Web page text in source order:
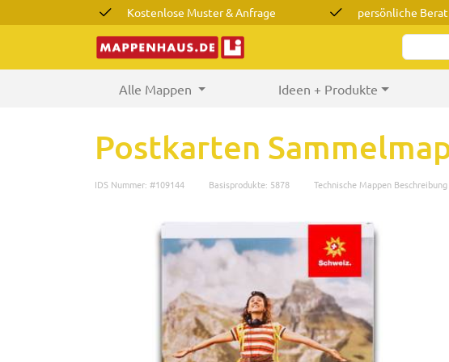
Kostenlose Muster & Anfrage persönliche
Alle Mappen (current) Ideen + Produkte
Postkarten
IDS Nummer: #109144 Basisprodukte: 5878 Technische Mappen Beschreibung